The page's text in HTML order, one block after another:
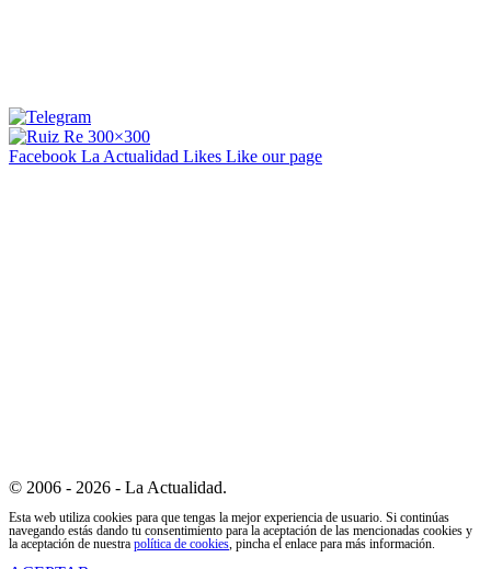
Facebook La Actualidad Likes Like our page
© 2006 - 2026 - La Actualidad.
Esta web utiliza cookies para que tengas la mejor experiencia de usuario. Si continúas
navegando estás dando tu consentimiento para la aceptación de las mencionadas cookies y
la aceptación de nuestra política de cookies, pincha el enlace para más información.